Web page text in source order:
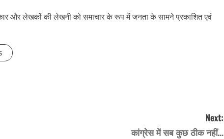
और लेखकों की लेखनी को समाचार के रूप में जनता के सामने प्रकाशित एवं
Next:
कांग्रेस में सब कुछ ठीक नहीं…